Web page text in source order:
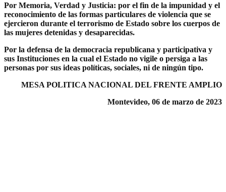
Por Memoria, Verdad y Justicia: por el fin de la impunidad y el
reconocimiento de las formas particulares de violencia que se
ejercieron durante el terrorismo de Estado sobre los cuerpos de
las mujeres detenidas y desaparecidas.
Por la defensa de la democracia republicana y participativa y
sus Instituciones en la cual el Estado no vigile o persiga a las
personas por sus ideas políticas, sociales, ni de ningún tipo.
MESA POLITICA NACIONAL DEL FRENTE AMPLIO
Montevideo, 06 de marzo de 2023